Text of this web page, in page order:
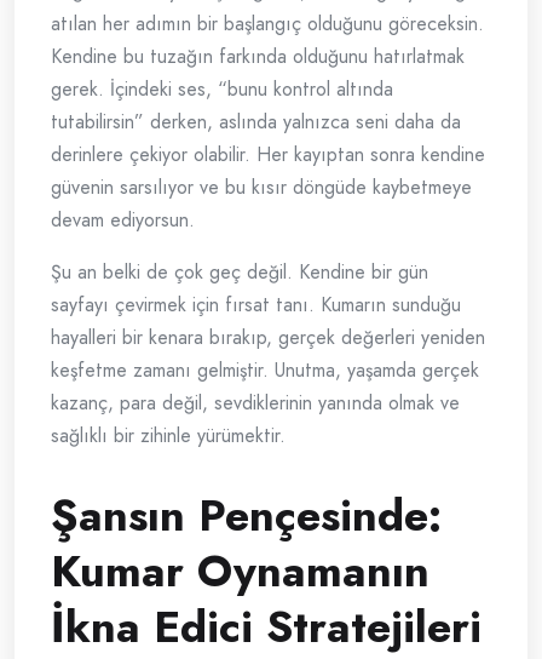
atılan her adımın bir başlangıç olduğunu göreceksin.
Kendine bu tuzağın farkında olduğunu hatırlatmak
gerek. İçindeki ses, “bunu kontrol altında
tutabilirsin” derken, aslında yalnızca seni daha da
derinlere çekiyor olabilir. Her kayıptan sonra kendine
güvenin sarsılıyor ve bu kısır döngüde kaybetmeye
devam ediyorsun.
Şu an belki de çok geç değil. Kendine bir gün
sayfayı çevirmek için fırsat tanı. Kumarın sunduğu
hayalleri bir kenara bırakıp, gerçek değerleri yeniden
keşfetme zamanı gelmiştir. Unutma, yaşamda gerçek
kazanç, para değil, sevdiklerinin yanında olmak ve
sağlıklı bir zihinle yürümektir.
Şansın Pençesinde:
Kumar Oynamanın
İkna Edici Stratejileri